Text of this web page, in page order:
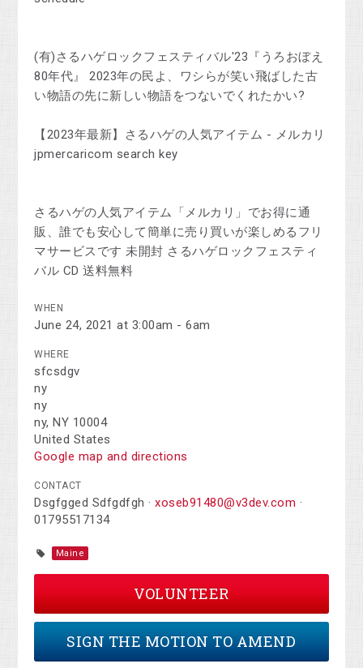
(有)さるハゲロックフェスティバル'23『うろおぼえ
80年代』 2023年の民よ、ワシらが笑い飛ばした古
い物語の先に新しい物語をつないでくれたかい?
【2023年最新】さるハゲの人気アイテム - メルカリ
jpmercaricom search key
さるハゲの人気アイテム「メルカリ」でお得に通
販、誰でも安心して簡単に売り買いが楽しめるフリ
マサービスです 未開封 さるハゲロックフェスティ
バル CD 送料無料
WHEN
June 24, 2021 at 3:00am - 6am
WHERE
sfcsdgv
ny
ny
ny, NY 10004
United States
Google map and directions
CONTACT
Dsgfgged Sdfgdfgh ·xoseb91480@v3dev.com ·
01795517134
Maine
VOLUNTEER
SIGN THE MOTION TO AMEND